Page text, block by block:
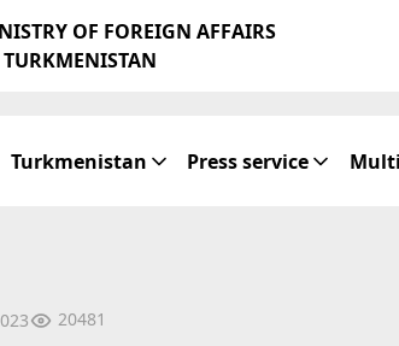
OF FOREIGN AFFAIRS
TURKMENISTAN
Turkmenistan Press service
20481